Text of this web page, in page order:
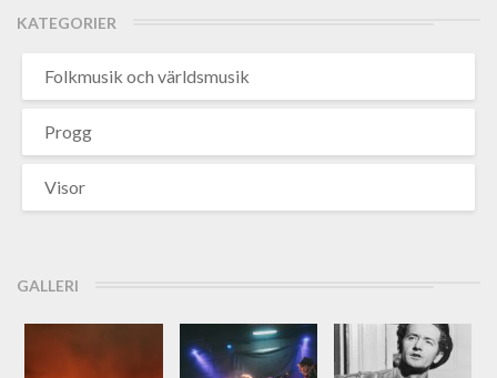
KATEGORIER
Folkmusik och världsmusik
Progg
Visor
GALLERI